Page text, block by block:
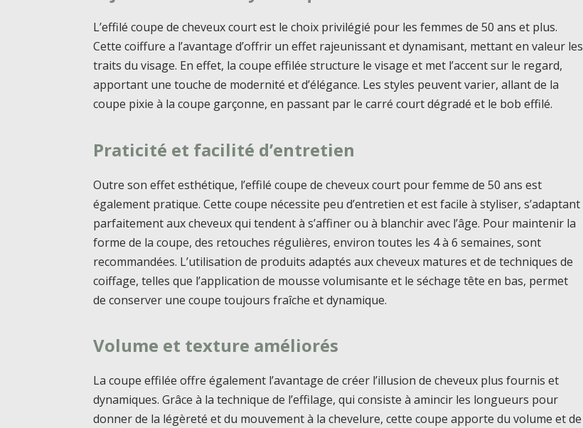
L’effilé coupe de cheveux court est le choix privilégié pour les femmes de 50 ans et plus.
Cette coiffure a l’avantage d’offrir un effet rajeunissant et dynamisant, mettant en valeur les
traits du visage. En effet, la coupe effilée structure le visage et met l’accent sur le regard,
apportant une touche de modernité et d’élégance. Les styles peuvent varier, allant de la
coupe pixie à la coupe garçonne, en passant par le carré court dégradé et le bob effilé.
Praticité et facilité d’entretien
Outre son effet esthétique, l’effilé coupe de cheveux court pour femme de 50 ans est
également pratique. Cette coupe nécessite peu d’entretien et est facile à styliser, s’adaptant
parfaitement aux cheveux qui tendent à s’affiner ou à blanchir avec l’âge. Pour maintenir la
forme de la coupe, des retouches régulières, environ toutes les 4 à 6 semaines, sont
recommandées. L’utilisation de produits adaptés aux cheveux matures et de techniques de
coiffage, telles que l’application de mousse volumisante et le séchage tête en bas, permet
de conserver une coupe toujours fraîche et dynamique.
Volume et texture améliorés
La coupe effilée offre également l’avantage de créer l’illusion de cheveux plus fournis et
dynamiques. Grâce à la technique de l’effilage, qui consiste à amincir les longueurs pour
donner de la légèreté et du mouvement à la chevelure, cette coupe apporte du volume et de